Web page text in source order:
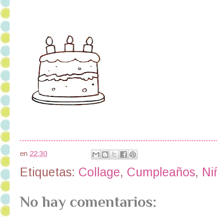
en 22:30
Etiquetas: Collage, Cumpleaños,
No hay comentarios: